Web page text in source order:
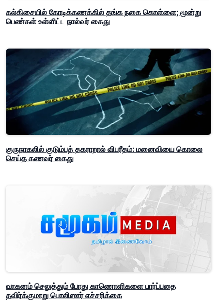
கல்கிசையில் கோடிக்கணக்கில் தங்க நகை கொள்ளை; மூன்று
பெண்கள் உள்ளிட்ட நால்வர் கைது
குருநாகலில் குடும்பத் தகராறால் விபரீதம்: மனைவியை கொலை
செய்த கணவர் கைது
வாகனம் செலுத்தும் போது காணொளிகளை பார்ப்பதை
தவிர்க்குமாறு பொலிஸார் எச்சரிக்கை